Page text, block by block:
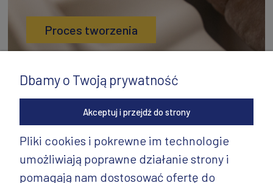
Proces tworzenia
INFORMACJE
Dbamy o Twoją prywatność
Akceptuj i przejdź do strony
Pliki cookies i pokrewne im technologie
umożliwiają poprawne działanie strony i
pomagają nam dostosować ofertę do